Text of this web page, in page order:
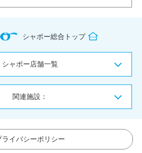
シャポー総合トップ
シャポー店舗一覧
関連施設：
ライバシーポリシー